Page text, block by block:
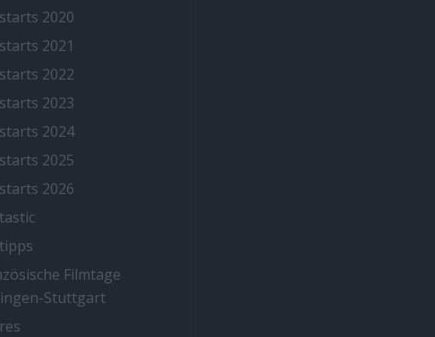
2020
2021
2022
2023
2024
2025
2026
Filmtage
Stuttgart